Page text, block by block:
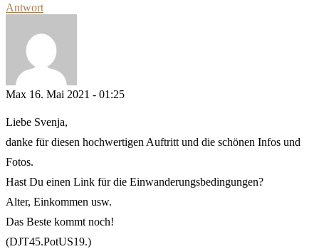
Antwort
Max 16. Mai 2021 - 01:25
Liebe Svenja,
danke für diesen hochwertigen Auftritt und die schönen Infos und
Fotos.
Hast Du einen Link für die Einwanderungsbedingungen?
Alter, Einkommen usw.
Das Beste kommt noch!
(DJT45.PotUS19.)